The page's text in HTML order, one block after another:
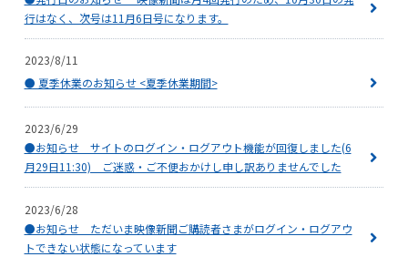
行はなく、次号は11月6日号になります。
2023/8/11
● 夏季休業のお知らせ <夏季休業期間>
2023/6/29
●お知らせ サイトのログイン・ログアウト機能が回復しました(6
月29日11:30) ご迷惑・ご不便おかけし申し訳ありませんでした
2023/6/28
●お知らせ ただいま映像新聞ご購読者さまがログイン・ログアウ
トできない状態になっています